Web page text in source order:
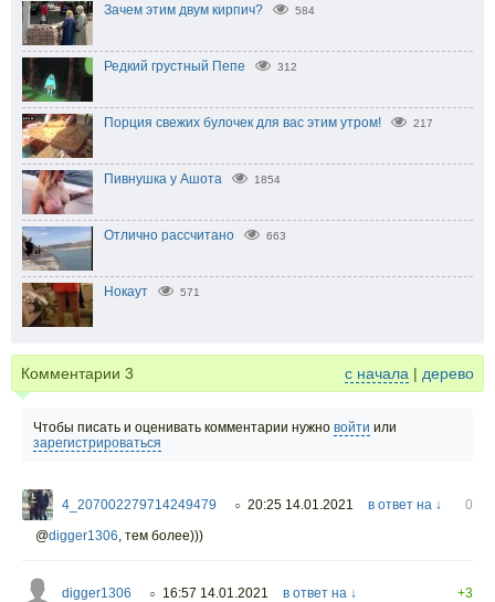
Зачем этим двум кирпич? 584
Редкий грустный Пепе 312
Порция свежих булочек для вас этим утром! 217
Пивнушка у Ашота 1854
Отлично рассчитано 663
Нокаут 571
Комментарии 3 с начала | дерево
Чтобы писать и оценивать комментарии нужно войти или
зарегистрироваться
4_207002279714249479 ○ 20:25 14.01.2021 в ответ на ↓
0
@digger1306 тем более)))
digger1306 ○ 16:57 14.01.2021 в ответ на ↓
+3